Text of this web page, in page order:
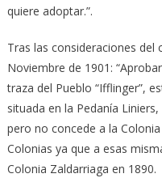
quiere adoptar.”.
Tras las consideraciones del
Noviembre de 1901:
traza del Pueblo “Ifflinger”,
situada en la Pedanía
pero no concede a la
Colonias ya que a esas
Colonia Zaldarriaga en 1890.